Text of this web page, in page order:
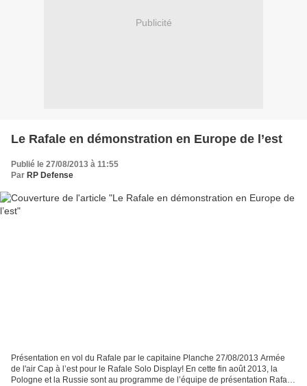
Publicité
Le Rafale en démonstration en Europe de l’est
Publié le 27/08/2013 à 11:55
Par RP Defense
Présentation en vol du Rafale par le capitaine Planche 27/08/2013 Armée
de l'air Cap à l’est pour le Rafale Solo Display! En cette fin août 2013, la
Pologne et la Russie sont au programme de l’équipe de présentation Rafale